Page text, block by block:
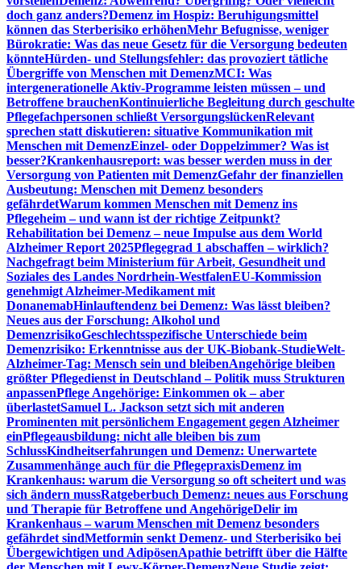
doch ganz anders?Demenz im Hospiz: Beruhigungsmittel
können das Sterberisiko erhöhenMehr Befugnisse, weniger
Bürokratie: Was das neue Gesetz für die Versorgung bedeuten
könnteHürden- und Stellungsfehler: das provoziert tätliche
Übergriffe von Menschen mit DemenzMCI: Was
intergenerationelle Aktiv-Programme leisten müssen – und
Betroffene brauchenKontinuierliche Begleitung durch geschulte
Pflegefachpersonen schließt VersorgungslückenRelevant
sprechen statt diskutieren: situative Kommunikation mit
Menschen mit DemenzEinzel- oder Doppelzimmer? Was ist
besser?Krankenhausreport: was besser werden muss in der
Versorgung von Patienten mit DemenzGefahr der finanziellen
Ausbeutung: Menschen mit Demenz besonders
gefährdetWarum kommen Menschen mit Demenz ins
Pflegeheim – und wann ist der richtige Zeitpunkt?
Rehabilitation bei Demenz – neue Impulse aus dem World
Alzheimer Report 2025Pflegegrad 1 abschaffen – wirklich?
Nachgefragt beim Ministerium für Arbeit, Gesundheit und
Soziales des Landes Nordrhein-WestfalenEU-Kommission
genehmigt Alzheimer-Medikament mit
DonanemabHinlauftendenz bei Demenz: Was lässt bleiben?
Neues aus der Forschung: Alkohol und
DemenzrisikoGeschlechtsspezifische Unterschiede beim
Demenzrisiko: Erkenntnisse aus der UK-Biobank-StudieWelt-
Alzheimer-Tag: Mensch sein und bleibenAngehörige bleiben
größter Pflegedienst in Deutschland – Politik muss Strukturen
anpassenPflege Angehörige: Einkommen ok – aber
überlastetSamuel L. Jackson setzt sich mit anderen
Prominenten mit persönlichem Engagement gegen Alzheimer
einPflegeausbildung: nicht alle bleiben bis zum
SchlussKindheitserfahrungen und Demenz: Unerwartete
Zusammenhänge auch für die PflegepraxisDemenz im
Krankenhaus: warum die Versorgung so oft scheitert und was
sich ändern mussRatgeberbuch Demenz: neues aus Forschung
und Therapie für Betroffene und AngehörigeDelir im
Krankenhaus – warum Menschen mit Demenz besonders
gefährdet sindMetformin senkt Demenz- und Sterberisiko bei
Übergewichtigen und AdipösenApathie betrifft über die Hälfte